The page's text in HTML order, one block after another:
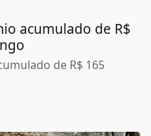
acumulado de R$
de R$ 165